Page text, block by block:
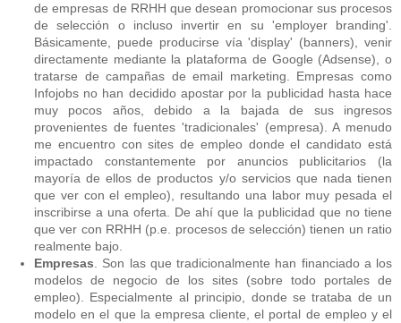
de empresas de RRHH que desean promocionar sus procesos
de selección o incluso invertir en su 'employer branding'.
Básicamente, puede producirse vía 'display' (banners), venir
directamente mediante la plataforma de Google (Adsense), o
tratarse de campañas de email marketing. Empresas como
Infojobs no han decidido apostar por la publicidad hasta hace
muy pocos años, debido a la bajada de sus ingresos
provenientes de fuentes 'tradicionales' (empresa). A menudo
me encuentro con sites de empleo donde el candidato está
impactado constantemente por anuncios publicitarios (la
mayoría de ellos de productos y/o servicios que nada tienen
que ver con el empleo), resultando una labor muy pesada el
inscribirse a una oferta. De ahí que la publicidad que no tiene
que ver con RRHH (p.e. procesos de selección) tienen un ratio
realmente bajo.
Empresas. Son las que tradicionalmente han financiado a los
modelos de negocio de los sites (sobre todo portales de
empleo). Especialmente al principio, donde se trataba de un
modelo en el que la empresa cliente, el portal de empleo y el